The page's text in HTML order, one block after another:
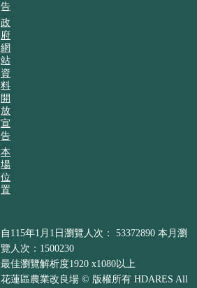
告
政
府
網
站
資
料
開
放
宣
告
本
場
位
置
自115年1月1日瀏覽人次： 53372890 本月瀏
覽人次：1500230
最佳瀏覽解析度1920 x1080以上
花蓮區農業改良場 © 版權所有 HDARES All